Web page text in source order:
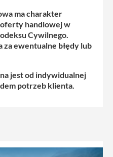
ma charakter
handlowej w
Cywilnego.
za ewentualne błędy lub
jest od indywidualnej
potrzeb klienta.